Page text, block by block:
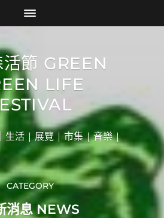
活節 GREEN
LIFE
生活 | 展覽 | 市集 | 音樂 |
CATEGORY
消息 NEWS